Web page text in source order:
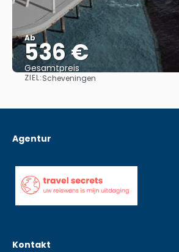
Ab
536 €
Gesamtpreis
ZIEL:Scheveningen
Agentur
Kontakt